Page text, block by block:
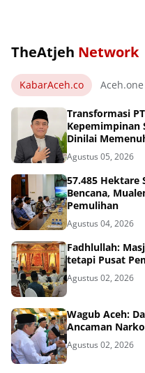
TheAtjeh Network
KabarAceh.co Aceh.one
Transformasi
Kepemimpinan
Dinilai
Agustus 05, 2026
57.485 Hektare
Bencana,
Pemulihan
Agustus 04, 2026
Fadhlullah:
tetapi Pusat
Agustus 02, 2026
Wagub Aceh:
Ancaman
Agustus 02, 2026